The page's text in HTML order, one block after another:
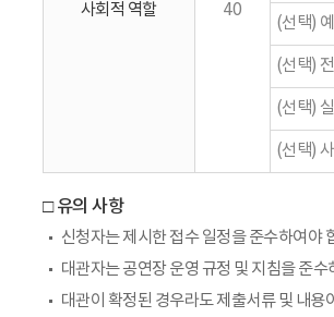
사회적 역할 40
(선택)
(선택)
(선택)
(선택)
□ 유의 사항
신청자는 제시한 접수 일정을 준수하여야
대관자는 공연장 운영 규정 및 지침을 준수
대관이 확정된 경우라도 제출서류 및 내용